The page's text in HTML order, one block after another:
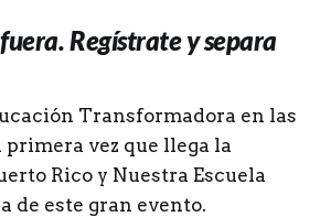
Regístrate y separa
Transformadora en las
primera vez que llega la
Rico y Nuestra Escuela
de este gran evento.